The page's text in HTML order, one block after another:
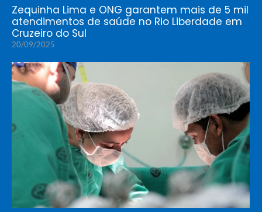
Zequinha Lima e ONG garantem mais de 5 mil
atendimentos de saúde no Rio Liberdade em
Cruzeiro do Sul
20/09/2025